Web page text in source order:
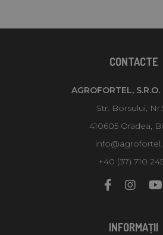
CONTACTE
AGROFORTEL,
Str. Borsului,
410605 Oradea,
+40 (37) 710
INFORMAŢII